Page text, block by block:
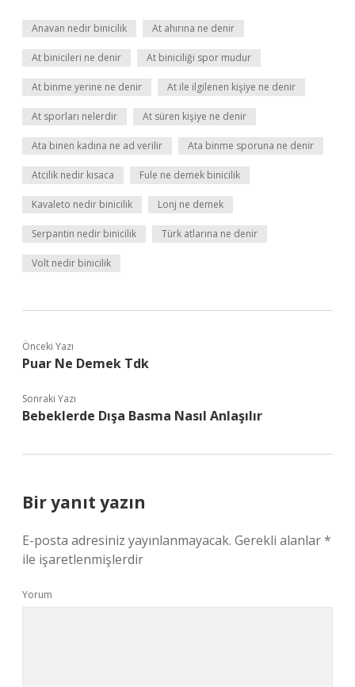
Anavan nedir binicilik At ahırına ne denir
At binicileri ne denir At biniciliği spor mudur
At binme yerine ne denir At ile ilgilenen kişiye ne denir
At sporları nelerdir At süren kişiye ne denir
Ata binen kadına ne ad verilir Ata binme sporuna ne denir
Atcilik nedir kısaca Fule ne demek binicilik
Kavaleto nedir binicilik Lonj ne demek
Serpantin nedir binicilik Türk atlarına ne denir
Volt nedir binicilik
Önceki Yazı
Puar Ne Demek Tdk
Sonraki Yazı
Bebeklerde Dışa Basma Nasıl Anlaşılır
Bir yanıt yazın
E-posta adresiniz yayınlanmayacak. Gerekli alanlar*
ile işaretlenmişlerdir
Yorum